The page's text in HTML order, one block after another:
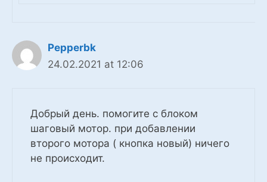
Pepperbk
24.02.2021 at 12:06
Добрый день. помогите с блоком
шаговый мотор. при добавлении
второго мотора ( кнопка новый) ничего
не происходит.